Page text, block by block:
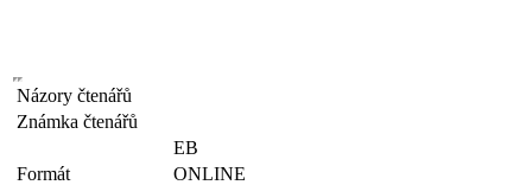
Názory čtenářů
Známka čtenářů
EB
Formát
ONLINE